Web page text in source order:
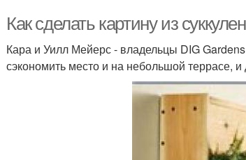
Как сделать картину из
Кара и Уилл Мейерс - владельцы DIG
сэкономить место и на небольшой террасе,